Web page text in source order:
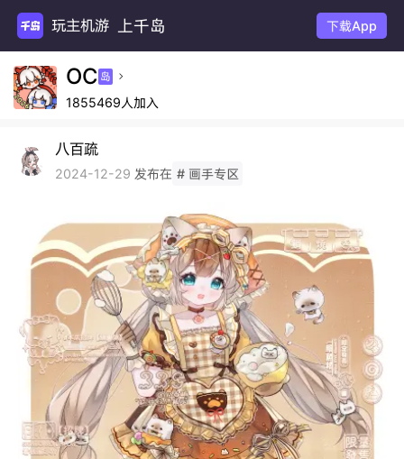
玩主机游戏 上千岛 下载App
OC 岛 
1855469人加入
八百疏
2024-12-29 发布在 # 画手专区